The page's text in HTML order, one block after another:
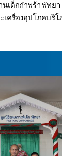
นเด็กกำพร้า พัทยา
เครื่องอุปโภคบริโ